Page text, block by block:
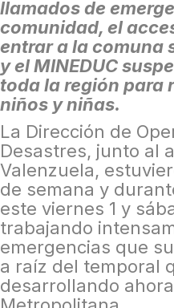
llamados de
comunidad, el
entrar a la comuna
y el MINEDUC
toda la región para
niños y niñas.
La Dirección de
Desastres, junto al
Valenzuela,
de semana y
este viernes 1 y
trabajando
emergencias que
a raíz del temporal
desarrollando